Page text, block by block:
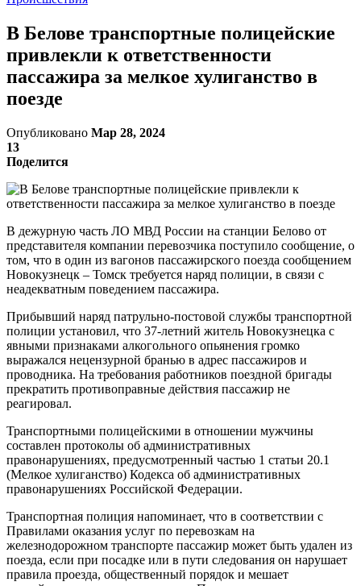
В Белове транспортные полицейские
привлекли к ответственности
пассажира за мелкое хулиганство в
поезде
Опубликовано Мар 28, 2024
13
Поделится
В дежурную часть ЛО МВД России на станции Белово от
представителя компании перевозчика поступило сообщение, о
том, что в один из вагонов пассажирского поезда сообщением
Новокузнецк – Томск требуется наряд полиции, в связи с
неадекватным поведением пассажира.
Прибывший наряд патрульно-постовой службы транспортной
полиции установил, что 37-летний житель Новокузнецка с
явными признаками алкогольного опьянения громко
выражался нецензурной бранью в адрес пассажиров и
проводника. На требования работников поездной бригады
прекратить противоправные действия пассажир не
реагировал.
Транспортными полицейскими в отношении мужчины
составлен протоколы об административных
правонарушениях, предусмотренный частью 1 статьи 20.1
(Мелкое хулиганство) Кодекса об административных
правонарушениях Российской Федерации.
Транспортная полиция напоминает, что в соответствии с
Правилами оказания услуг по перевозкам на
железнодорожном транспорте пассажир может быть удален из
поезда, если при посадке или в пути следования он нарушает
правила проезда, общественный порядок и мешает